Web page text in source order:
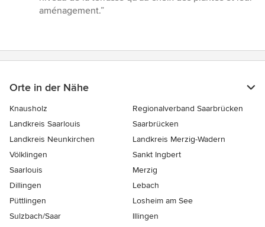
aménagement.”
Orte in der Nähe
Knausholz
Regionalverband Saarbrücken
Landkreis Saarlouis
Saarbrücken
Landkreis Neunkirchen
Landkreis Merzig-Wadern
Völklingen
Sankt Ingbert
Saarlouis
Merzig
Dillingen
Lebach
Püttlingen
Losheim am See
Sulzbach/Saar
Illingen